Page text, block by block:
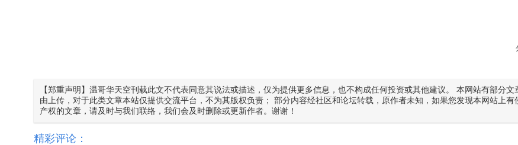
【郑重声明】温哥华天空刊载此文不代表同意其说法或描述，仅为提供更多信息，也不构成任何投资或其他建议。 本网站有部分文
由上传，对于此类文章本站仅提供交流平台，不为其版权负责； 部分内容经社区和论坛转载，原作者未知，如果您发现本网站上有
产权的文章，请及时与我们联络，我们会及时删除或更新作者。谢谢！
精彩评论：